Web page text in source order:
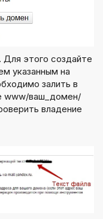
этого создайте
указанным на
залить в
www/ваш_домен/
владение